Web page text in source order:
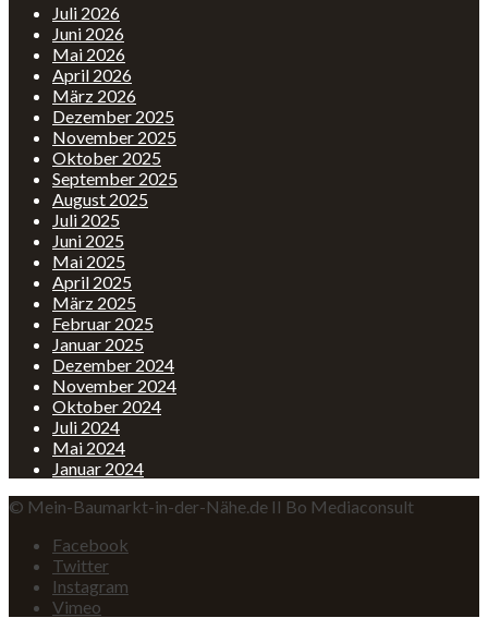
Juli 2026
Juni 2026
Mai 2026
April 2026
März 2026
Dezember 2025
November 2025
Oktober 2025
September 2025
August 2025
Juli 2025
Juni 2025
Mai 2025
April 2025
März 2025
Februar 2025
Januar 2025
Dezember 2024
November 2024
Oktober 2024
Juli 2024
Mai 2024
Januar 2024
© Mein-Baumarkt-in-der-Nähe.de II Bo Mediaconsult
Facebook
Twitter
Instagram
Vimeo